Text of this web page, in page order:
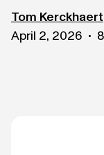
Tom Kerckhaert
April 2, 2026 • 8